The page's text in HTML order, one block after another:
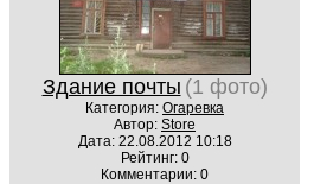
Здание почты (1 фото)
Категория: Огаревка
Автор: Store
Дата: 22.08.2012 10:18
Рейтинг: 0
Комментарии: 0